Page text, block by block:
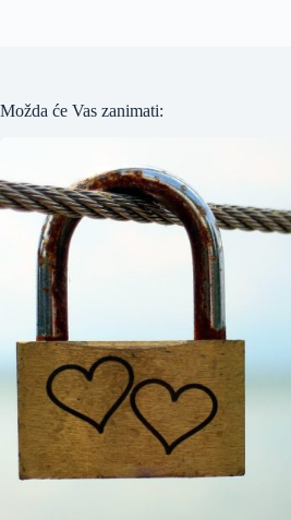
Možda će Vas zanimati: